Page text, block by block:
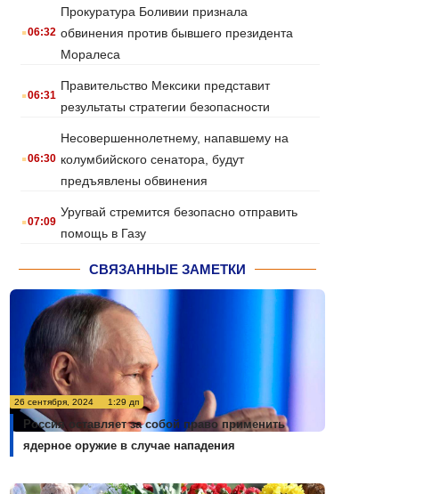
.06:32
Прокуратура Боливии признала
обвинения против бывшего президента
Моралеса
.06:31
Правительство Мексики представит
результаты стратегии безопасности
.06:30
Несовершеннолетнему, напавшему на
колумбийского сенатора, будут
предъявлены обвинения
.07:09
Уругвай стремится безопасно отправить
помощь в Газу
СВЯЗАННЫЕ ЗАМЕТКИ
26 сентября, 2024 1:29 дп
Россия оставляет за собой право применить
ядерное оружие в случае нападения